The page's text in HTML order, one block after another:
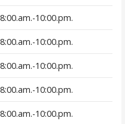
10:00.pm.
10:00.pm.
10:00.pm.
10:00.pm.
10:00.pm.